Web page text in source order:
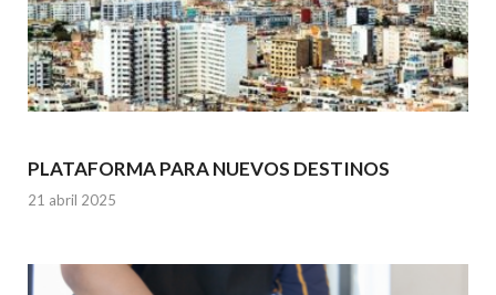
PLATAFORMA PARA NUEVOS DESTINOS
21 abril 2025